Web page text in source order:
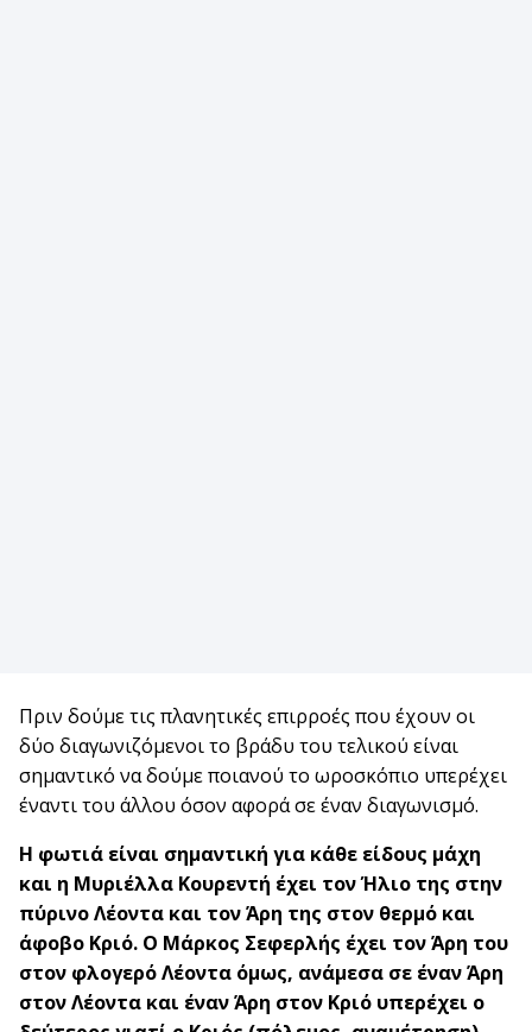
Πριν δούμε τις πλανητικές επιρροές που έχουν οι
δύο διαγωνιζόμενοι το βράδυ του τελικού είναι
σημαντικό να δούμε ποιανού το ωροσκόπιο υπερέχει
έναντι του άλλου όσον αφορά σε έναν διαγωνισμό.
Η φωτιά είναι σημαντική για κάθε είδους μάχη
και η Μυριέλλα Κουρεντή έχει τον Ήλιο της στην
πύρινο Λέοντα και τον Άρη της στον θερμό και
άφοβο Κριό. Ο Μάρκος Σεφερλής έχει τον Άρη του
στον φλογερό Λέοντα όμως, ανάμεσα σε έναν Άρη
στον Λέοντα και έναν Άρη στον Κριό υπερέχει ο